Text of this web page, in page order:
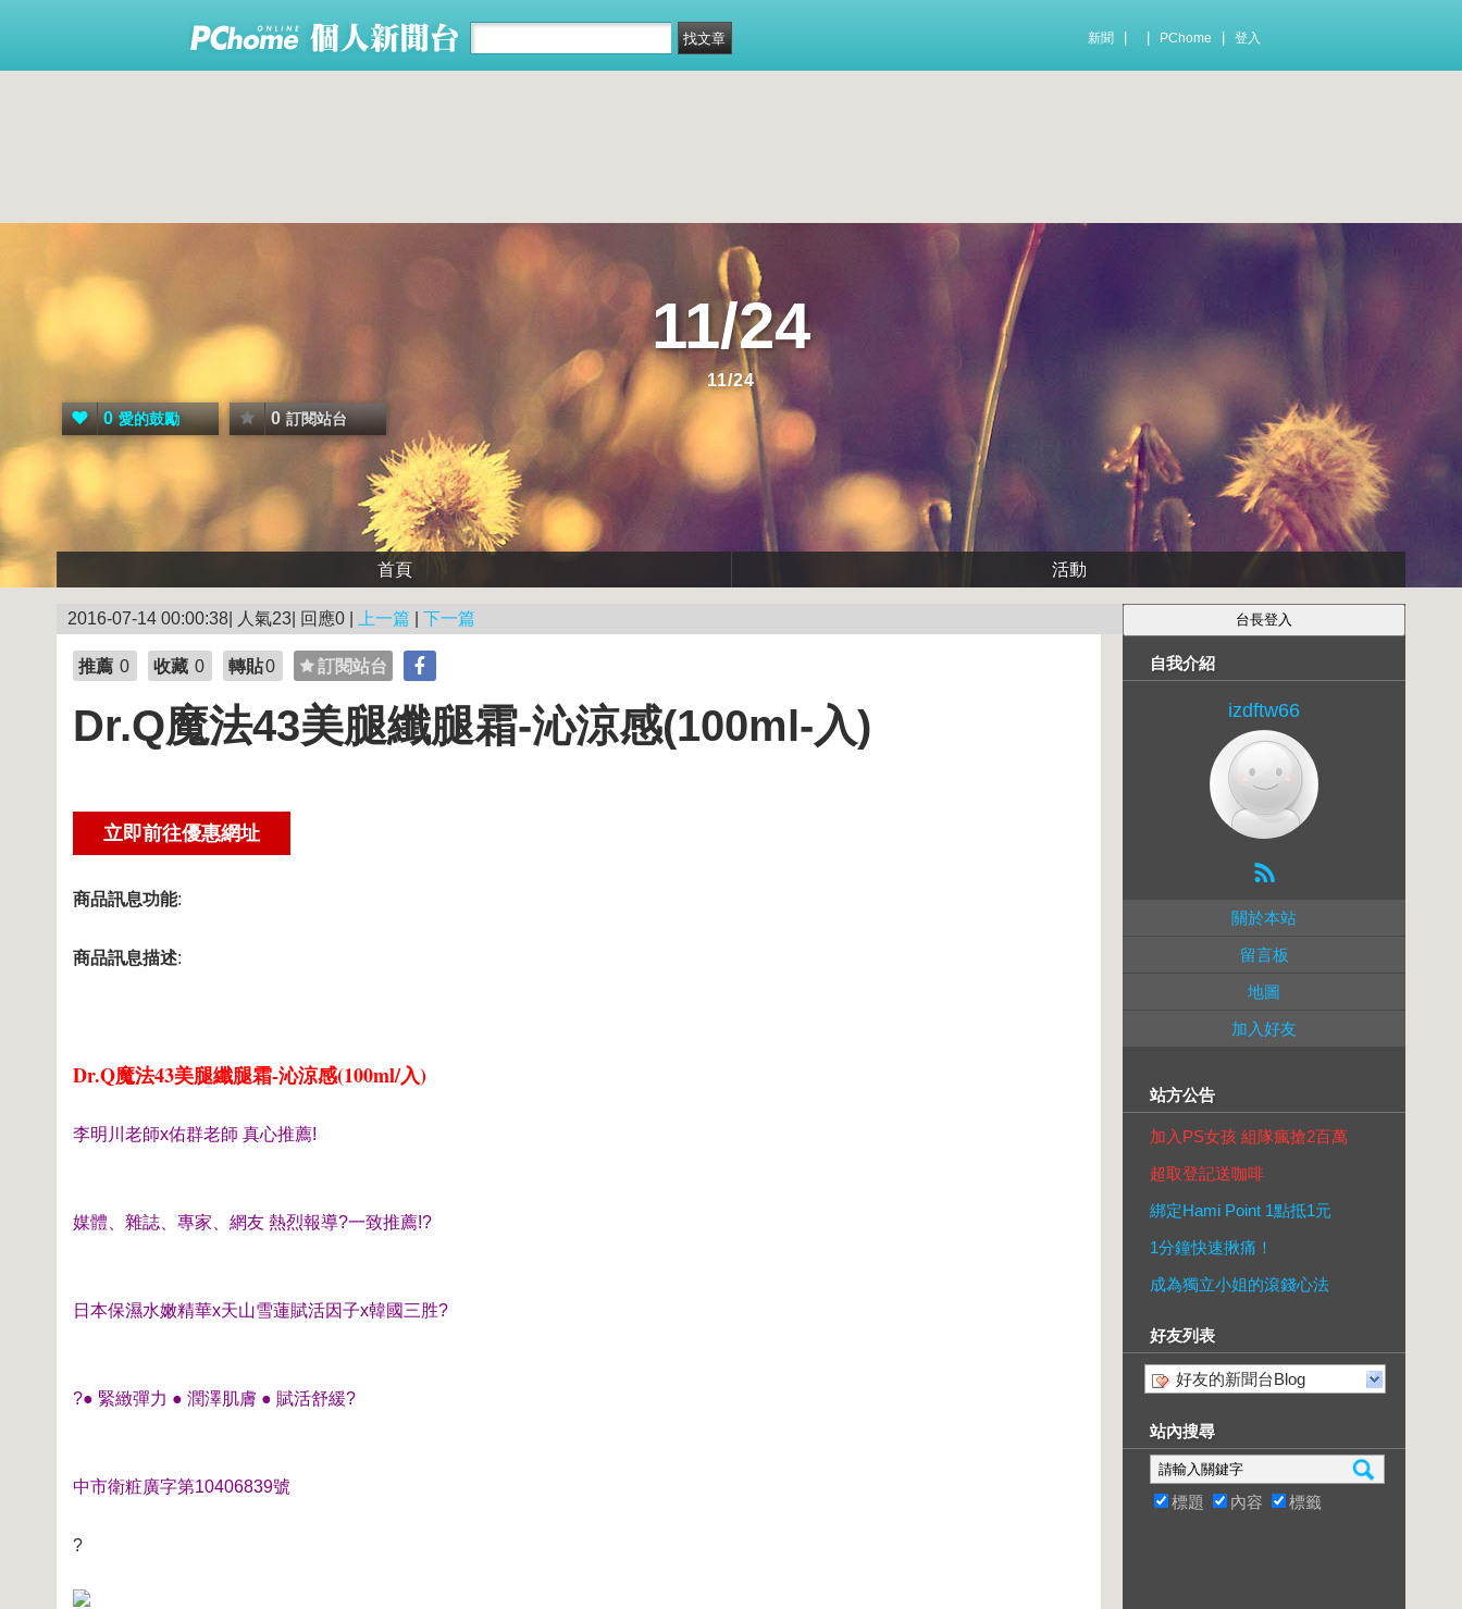
新聞 PChome 登入
11/24
11/24
0 愛的鼓勵 0 訂閱站台
首頁 活動
2016-07-14 00:00:38| 人氣23| 回應0 | 上一篇 下一篇
推薦 0 收藏 0 轉貼0 訂閱站台
Dr.Q魔法43美腿纖腿霜-沁涼感(100ml-入)
商品訊息功能:
商品訊息描述:
Dr.Q魔法43美腿纖腿霜-沁涼感(100ml/入)
李明川老師x佑群老師 真心推薦!
媒體、雜誌、專家、網友 熱烈報導?一致推薦!?
日本保濕水嫩精華x天山雪蓮賦活因子x韓國三胜?
?● 緊緻彈力 ● 潤澤肌膚 ● 賦活舒緩?
中市衛粧廣字第10406839號
?
自我介紹
izdftw66
關於本站
留言板
地圖
加入好友
站方公告
加入PS女孩 組隊瘋搶2百萬
超取登記送咖啡
綁定Hami Point 1點抵1元
1分鐘快速揪痛！
成為獨立小姐的滾錢心法
好友列表
好友的新聞台Blog
站內搜尋
標題 內容 標籤